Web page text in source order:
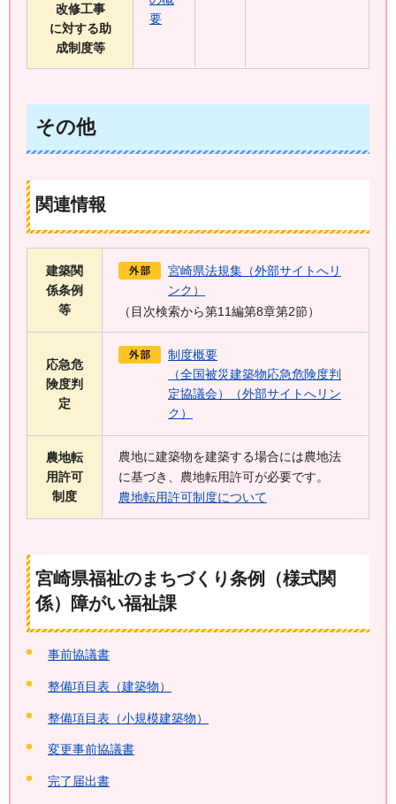
改修工事
に対する助
成制度等
要
その他
関連情報
建築関
係条例
等
宮崎県法規集 （外部サイトへリ
ンク）
（目次検索から第11編第8章第2節）
応急危
険度判
定
制度概要
（全国被災建築物応急危険度判
定協議会）（外部サイトへリン
ク）
農地転
用許可
制度
農地に建築物を建築する場合には農地法
に基づき、農地転用許可が必要です。
農地転用許可制度について
宮崎県福祉のまちづくり条例（様式関
係）障がい福祉課
事前協議書
整備項目表（建築物）
整備項目表（小規模建築物）
変更事前協議書
完了届出書